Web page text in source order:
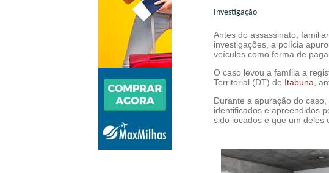
Investigação
Antes do assassinato,
investigações, a polícia
veículos como forma de
O caso levou a família a
Territorial (DT) de Itabuna ,
Durante a apuração do
identificados e apreendidos
sido locados e que um deles